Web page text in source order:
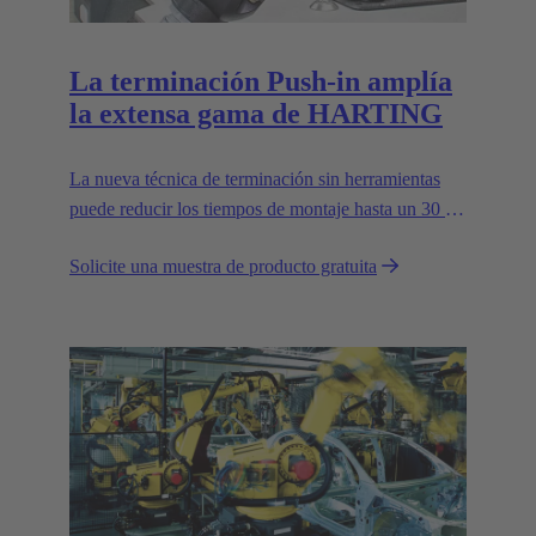
La terminación Push-in amplía
la extensa gama de HARTING
La nueva técnica de terminación sin herramientas
puede reducir los tiempos de montaje hasta un 30 %
Solicite una muestra de producto gratuita